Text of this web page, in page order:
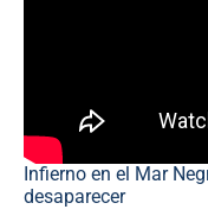
Infierno en el Mar
desaparecer